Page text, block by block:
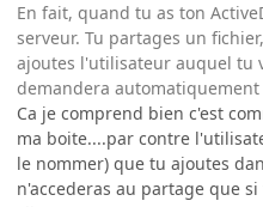
En fait, quand tu as ton
serveur. Tu partages un
ajoutes l'utilisateur auquel tu
demandera
Ca je comprend bien c'est
ma boite....par contre
le nommer) que tu ajoutes
n'accederas au partage que